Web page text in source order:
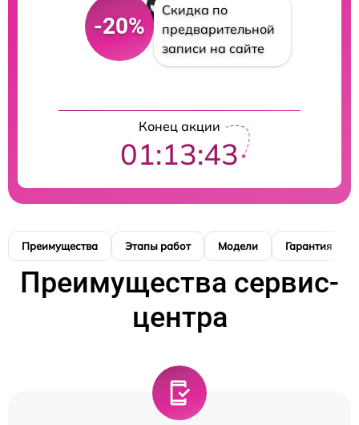
-20%
Скидка по
предварительной
записи на сайте
Конец акции
01:13:42
Преимущества Этапы работ Модели Гарантия
Преимущества сервис-
центра